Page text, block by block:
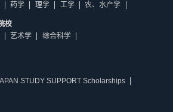
药学 理学 工学 农、水产学
校
艺术学 综合科学
STUDY SUPPORT Scholarships